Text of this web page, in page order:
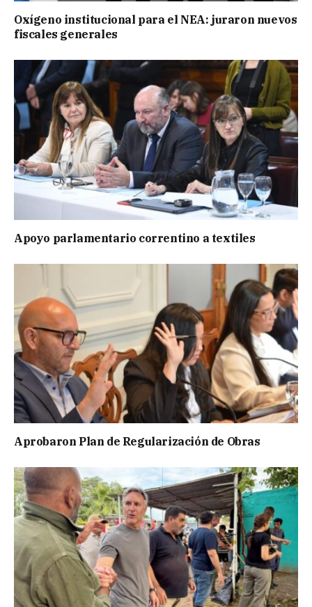
Oxígeno institucional para el NEA: juraron nuevos
fiscales generales
Apoyo parlamentario correntino a textiles
Aprobaron Plan de Regularización de Obras